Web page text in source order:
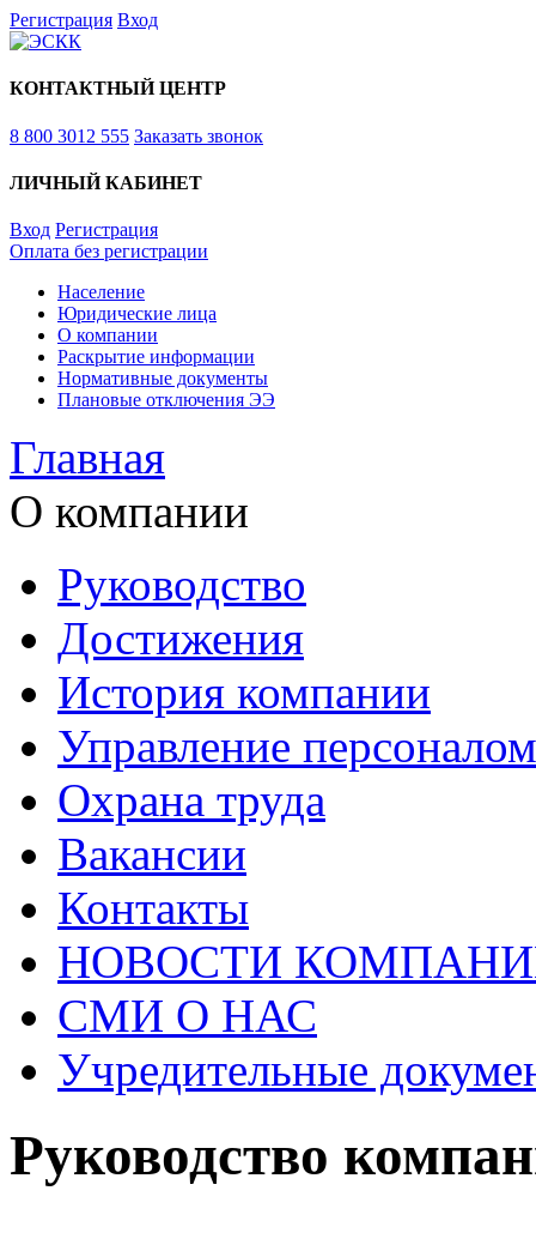
Регистрация Вход
КОНТАКТНЫЙ ЦЕНТР
8 800 3012 555 Заказать звонок
ЛИЧНЫЙ КАБИНЕТ
Вход Регистрация
Оплата без регистрации
Население
Юридические лица
О компании
Раскрытие информации
Нормативные документы
Плановые отключения ЭЭ
Главная
О компании
Руководство
Достижения
История компании
Управление персоналом
Охрана труда
Вакансии
Контакты
НОВОСТИ
СМИ О НАС
Учредительные
Руководство